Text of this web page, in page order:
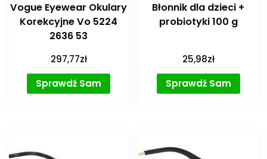
Vogue Eyewear Okulary
Korekcyjne Vo 5224
2636 53
297,77zł
Sprawdź Sam
Błonnik dla dzieci +
probiotyki 100 g
25,98zł
Sprawdź Sam